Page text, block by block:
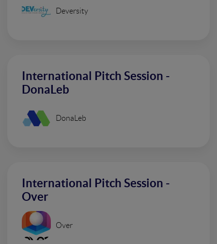
Deversity
International Pitch Session -
DonaLeb
DonaLeb
International Pitch Session -
Over
Over